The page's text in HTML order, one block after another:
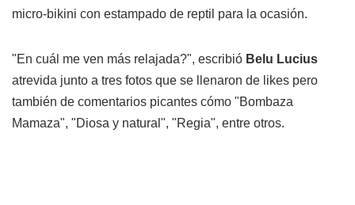
micro-bikini con estampado de reptil para la ocasión.
"En cuál me ven más relajada?", escribió Belu Lucius
atrevida junto a tres fotos que se llenaron de likes pero
también de comentarios picantes cómo "Bombaza
Mamaza", "Diosa y natural", "Regia", entre otros.